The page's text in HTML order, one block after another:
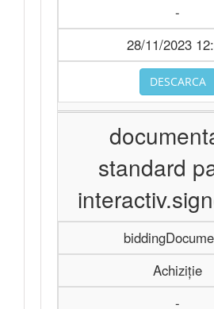
-
28/11/2023
DESCARCA
standard
Achiziție
-